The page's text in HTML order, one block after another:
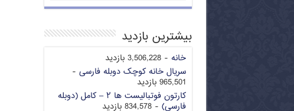
بیشترین بازدید
خانه - 3,506,228 بازدید
سریال خانه کوچک دوبله فارسی -
965,501 بازدید
کارتون فوتبالیست ها ۲ – کامل (دوبله
فارسی) - 834,578 بازدید